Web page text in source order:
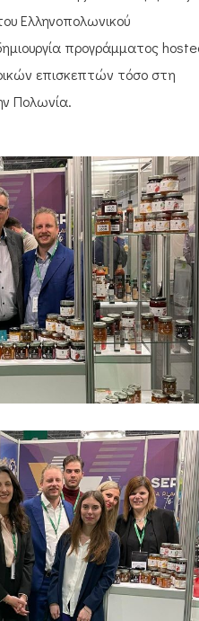
Ελληνοπολωνικού
προγράμματος
επισκεπτών τόσο στη
Πολωνία.